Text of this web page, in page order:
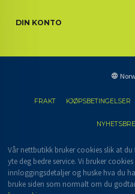
DIN KONTO
FRAKT KJØPSBETINGELSER
Vår nettbutikk bruker cookies slik at
yte deg bedre service. Vi bruker
innloggingsdetaljer og huske hva du
bruke siden som normalt om du